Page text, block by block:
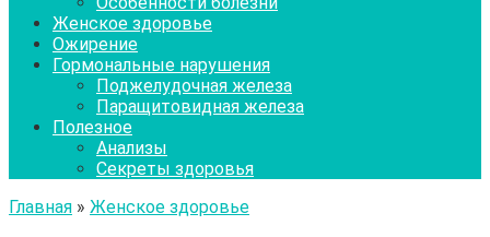
Женское здоровье
Ожирение
Гормональные нарушения
Поджелудочная железа
Паращитовидная железа
Полезное
Анализы
Секреты здоровья
Главная » Женское здоровье